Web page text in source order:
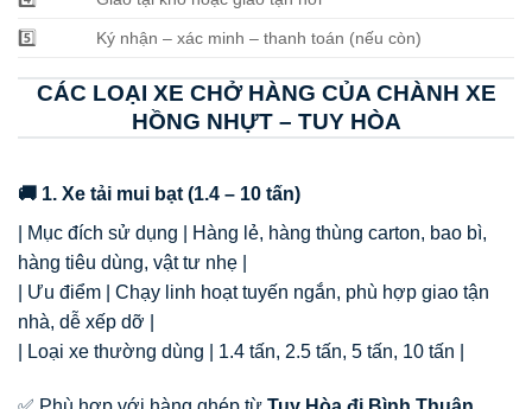
5️⃣ Ký nhận – xác minh – thanh toán (nếu còn)
CÁC LOẠI XE CHỞ HÀNG CỦA CHÀNH XE
HỒNG NHỰT – TUY HÒA
🚚 1. Xe tải mui bạt (1.4 – 10 tấn)
| Mục đích sử dụng | Hàng lẻ, hàng thùng carton, bao bì,
hàng tiêu dùng, vật tư nhẹ |
| Ưu điểm | Chạy linh hoạt tuyến ngắn, phù hợp giao tận
nhà, dễ xếp dỡ |
| Loại xe thường dùng | 1.4 tấn, 2.5 tấn, 5 tấn, 10 tấn |